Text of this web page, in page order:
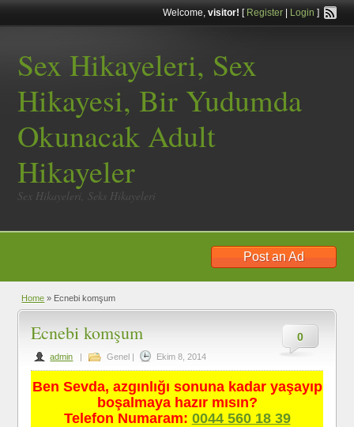
Welcome, visitor! [ Register| Login ]
Sex Hikayeleri, Sex
Hikayesi, Bir Yudumda
Okunacak Adult
Hikayeler
Sex Hikayeleri, Seks Hikayeleri
Post an Ad
Home » Ecnebi komşum
0
Ecnebi komşum
admin | Genel | Ekim 8, 2014
Ben Sevda, azgınlığı sonuna kadar yaşayıp
boşalmaya hazır mısın?
Telefon Numaram: 0044 560 18 39